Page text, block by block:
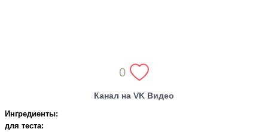
0
Канал на VK Видео
Ингредиенты:
для теста: